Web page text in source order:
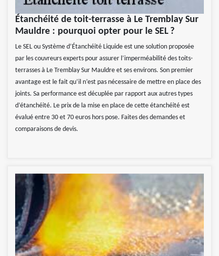
Étanchéité de toit-terrasse à Le Tremblay Sur
Mauldre : pourquoi opter pour le SEL ?
Le SEL ou Système d’Étanchéité Liquide est une solution proposée
par les couvreurs experts pour assurer l’imperméabilité des toits-
terrasses à Le Tremblay Sur Mauldre et ses environs. Son premier
avantage est le fait qu’il n’est pas nécessaire de mettre en place des
joints. Sa performance est décuplée par rapport aux autres types
d’étanchéité. Le prix de la mise en place de cette étanchéité est
évalué entre 30 et 70 euros hors pose. Faites des demandes et
comparaisons de devis.